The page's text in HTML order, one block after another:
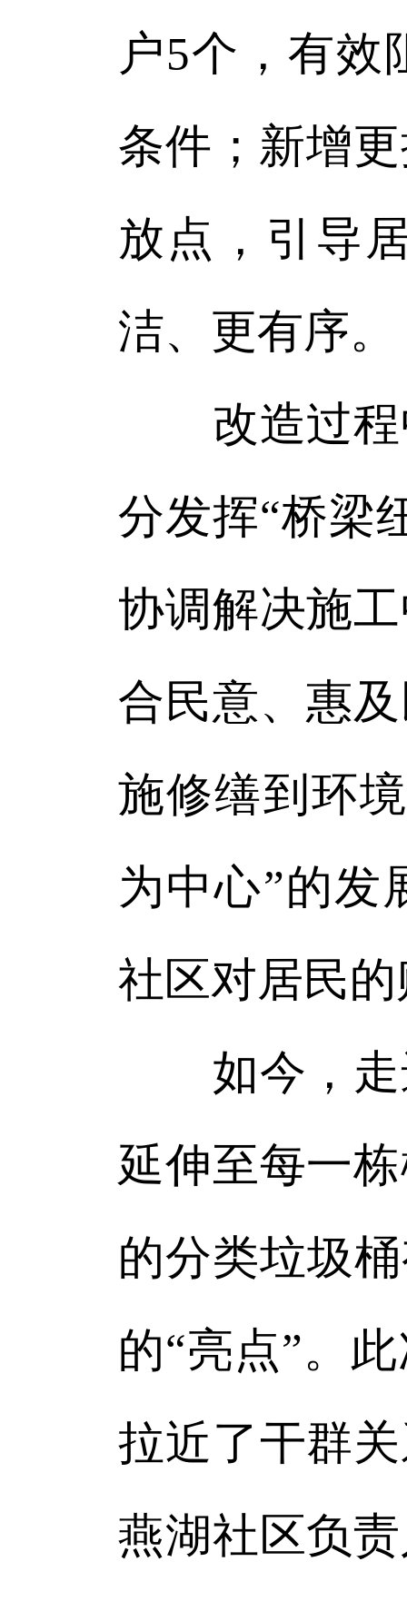
户5个，有
条件；新增
放点，引导
洁、更有序。
改造过程
分发挥“桥梁
协调解决施
合民意、惠
施修缮到环
为中心”的发
社区对居民
如今，走
延伸至每一
的分类垃圾
的“亮点”。
拉近了干群
燕湖社区负